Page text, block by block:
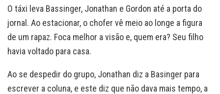
O táxi leva Bassinger, Jonathan e Gordon até a porta do
jornal. Ao estacionar, o chofer vê meio ao longe a figura
de um rapaz. Foca melhor a visão e, quem era? Seu filho
havia voltado para casa.
Ao se despedir do grupo, Jonathan diz a Basinger para
escrever a coluna, e este diz que não dava mais tempo, a